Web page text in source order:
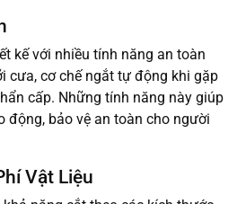
kế với nhiều tính năng an toàn
cưa, cơ chế ngắt tự động khi gặp
cấp. Những tính năng này giúp
động, bảo vệ an toàn cho người
Vật Liệu